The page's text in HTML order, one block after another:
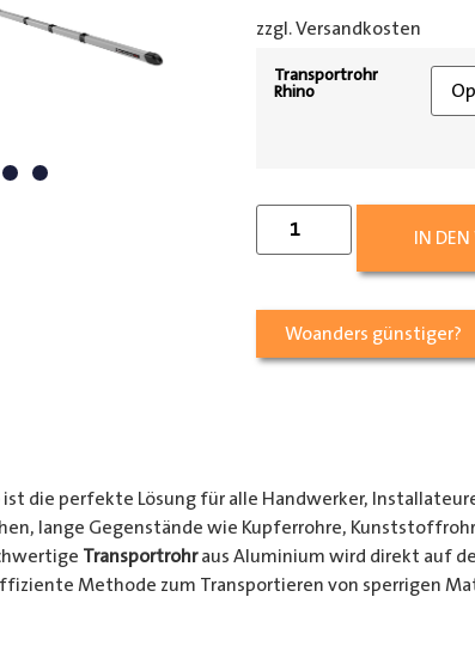
zzgl. Versandkosten
Transportrohr
Rhino
IN
Woanders günstiger?
ist die perfekte Lösung für alle Handwerker,
lange Gegenstände wie Kupferrohre,
Transportrohraus Aluminium wird direkt auf
Methode zum Transportieren von sperrigen